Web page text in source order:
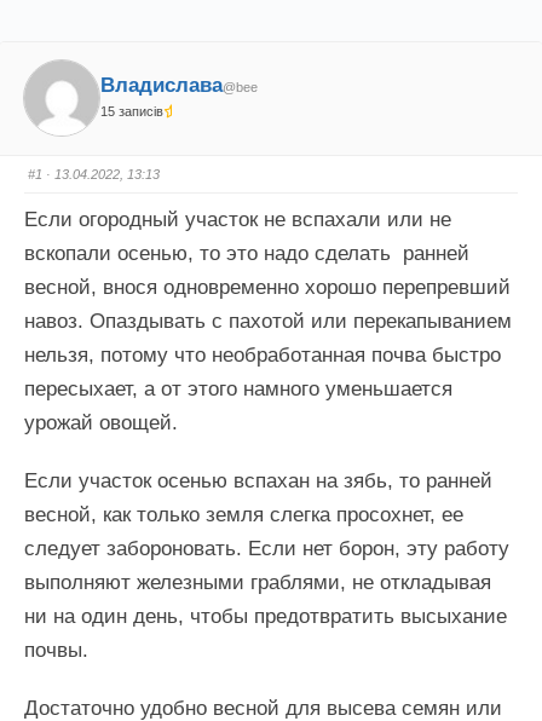
Владислава@bee
15 записів
#1 · 13.04.2022, 13:13
Если огородный участок не вспахали или не
вскопали осенью, то это надо сделать ранней
весной, внося одновременно хорошо перепревший
навоз. Опаздывать с пахотой или перекапыванием
нельзя, потому что необработанная почва быстро
пересыхает, а от этого намного уменьшается
урожай овощей.
Если участок осенью вспахан на зябь, то ранней
весной, как только земля слегка просохнет, ее
следует забороновать. Если нет борон, эту работу
выполняют железными граблями, не откладывая
ни на один день, чтобы предотвратить высыхание
почвы.
Достаточно удобно весной для высева семян или